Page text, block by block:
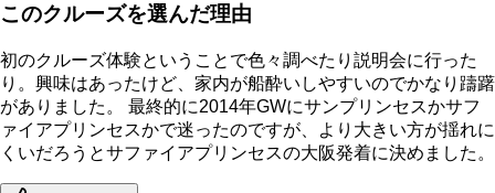
このクルーズを選んだ理由
初のクルーズ体験ということで色々調べたり説明会に行った
り。興味はあったけど、家内が船酔いしやすいのでかなり躊躇
がありました。 最終的に2014年GWにサンプリンセスかサフ
ァイアプリンセスかで迷ったのですが、より大きい方が揺れに
くいだろうとサファイアプリンセスの大阪発着に決めました。